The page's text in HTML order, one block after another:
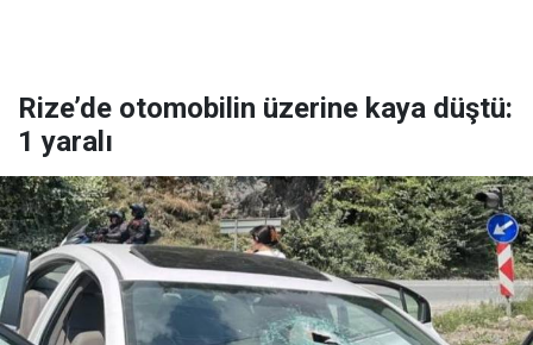
Rize’de otomobilin üzerine kaya düştü:
1 yaralı